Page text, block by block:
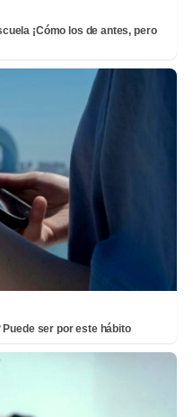
¡Cómo los de antes, pero
ser por este hábito